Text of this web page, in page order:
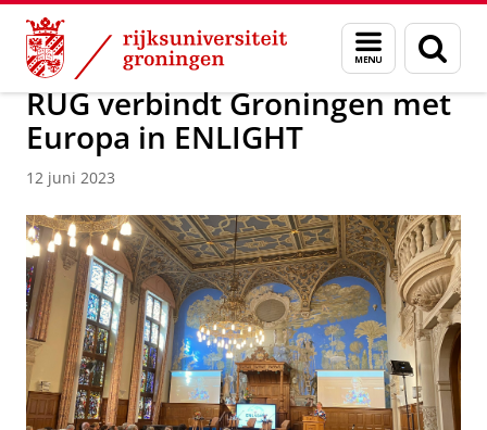
Skip
Content
Skip
Navigation
Menu
en
zoeken
Over ons Actueel Nieuws Nieuwsberichten
RUG verbindt Groningen met
Europa in ENLIGHT
12 juni 2023